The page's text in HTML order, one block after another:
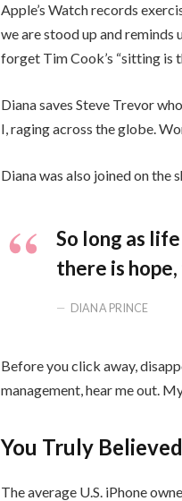
Apple’s Watch records
we are stood up and reminds
forget Tim Cook’s “sitting is
Diana saves Steve Trevor
I, raging across the globe.
Diana was also joined on the
So long as
there is
DIANA PRINCE
Before you click away,
management, hear me out.
You Truly
The average U.S. iPhone